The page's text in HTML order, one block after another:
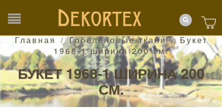
Главная / Гобеленовые ткани /Букет
1968-1 ширина 200 см.
БУКЕТ 1968-1 ШИРИНА 200
СМ.